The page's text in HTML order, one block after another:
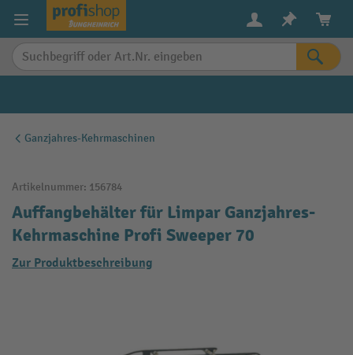
springen
Ganzjahres-Kehrmaschinen
Artikelnummer: 156784
Auffangbehälter für Limpar Ganzjahres-
Kehrmaschine Profi Sweeper 70
Zur Produktbeschreibung